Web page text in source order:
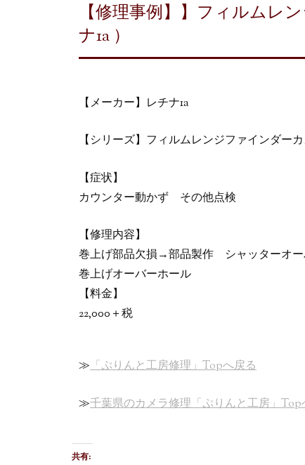
【修理事例】】フィルムレ
ナ1a ）
【メーカー】レチナ1a
【シリーズ】フィルムレンジファインダー
【症状】
カウンター動かず その他点検
【修理内容】
巻上げ部品欠損→部品製作 シャッターオー
巻上げオーバーホール
【料金】
22,000＋税
≫「ぷりんと工房修理」Topへ戻る
≫千葉県のカメラ修理「ぷりんと工房」Top
共有: